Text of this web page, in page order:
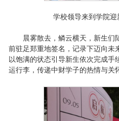
学校领导来到学院迎
晨雾散去，鳞云横天，新生们
前驻足郑重地签名，记录下迈向未
以饱满的状态引导新生依次完成手
运行李，传递中财学子的热情与关